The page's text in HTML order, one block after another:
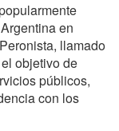
en
llamado
objetivo de
públicos,
con los